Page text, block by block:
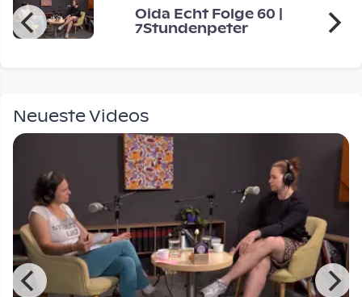
Oida Echt Folge 60 |
7Stundenpeter
Neueste Videos